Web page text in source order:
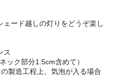
ード越しの灯りをどうぞ楽し
ス
ック部分1.5cm含めて）
製造工程上、気泡が入る場合